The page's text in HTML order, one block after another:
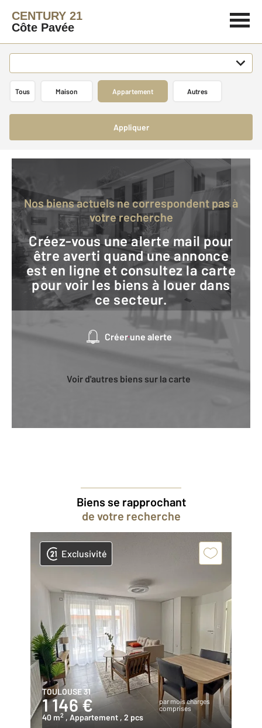
CENTURY 21
Côte Pavée
Tous Maison Appartement Autres
Appliquer
Nos biens actuels ne correspondent pas à
votre recherche
Créez-vous une alerte mail pour
être averti quand une annonce
est en ligne et consultez la carte
pour voir les biens à louer dans
ce secteur.
Créer une alerte
Voir d'autres biens sur la carte
Biens se rapprochant
de votre recherche
Exclusivité
TOULOUSE 31
1 146 €
par mois charges
comprises
40 m2 , Appartement , 2 pcs